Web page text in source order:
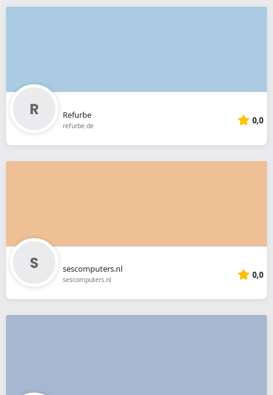
Refurbe
refurbe.de 0,0
sescomputers.nl
sescomputers.nl 0,0